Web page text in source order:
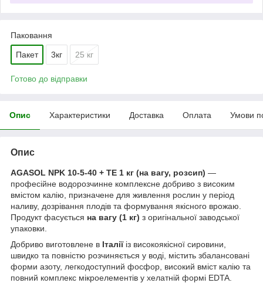
Паковання
Пакет 3кг 25 кг
Готово до відправки
Опис Характеристики Доставка Оплата Умови
Опис
AGASOL NPK 10-5-40 + TE 1 кг (на вагу, розсип) —
професійне водорозчинне комплексне добриво з високим
вмістом калію, призначене для живлення рослин у період
наливу, дозрівання плодів та формування якісного врожаю.
Продукт фасується на вагу (1 кг) з оригінальної заводської
упаковки.
Добриво виготовлене в Італіїіз високоякісної сировини,
швидко та повністю розчиняється у воді, містить збалансовані
форми азоту, легкодоступний фосфор, високий вміст калію та
повний комплекс мікроелементів у хелатній формі EDTA.